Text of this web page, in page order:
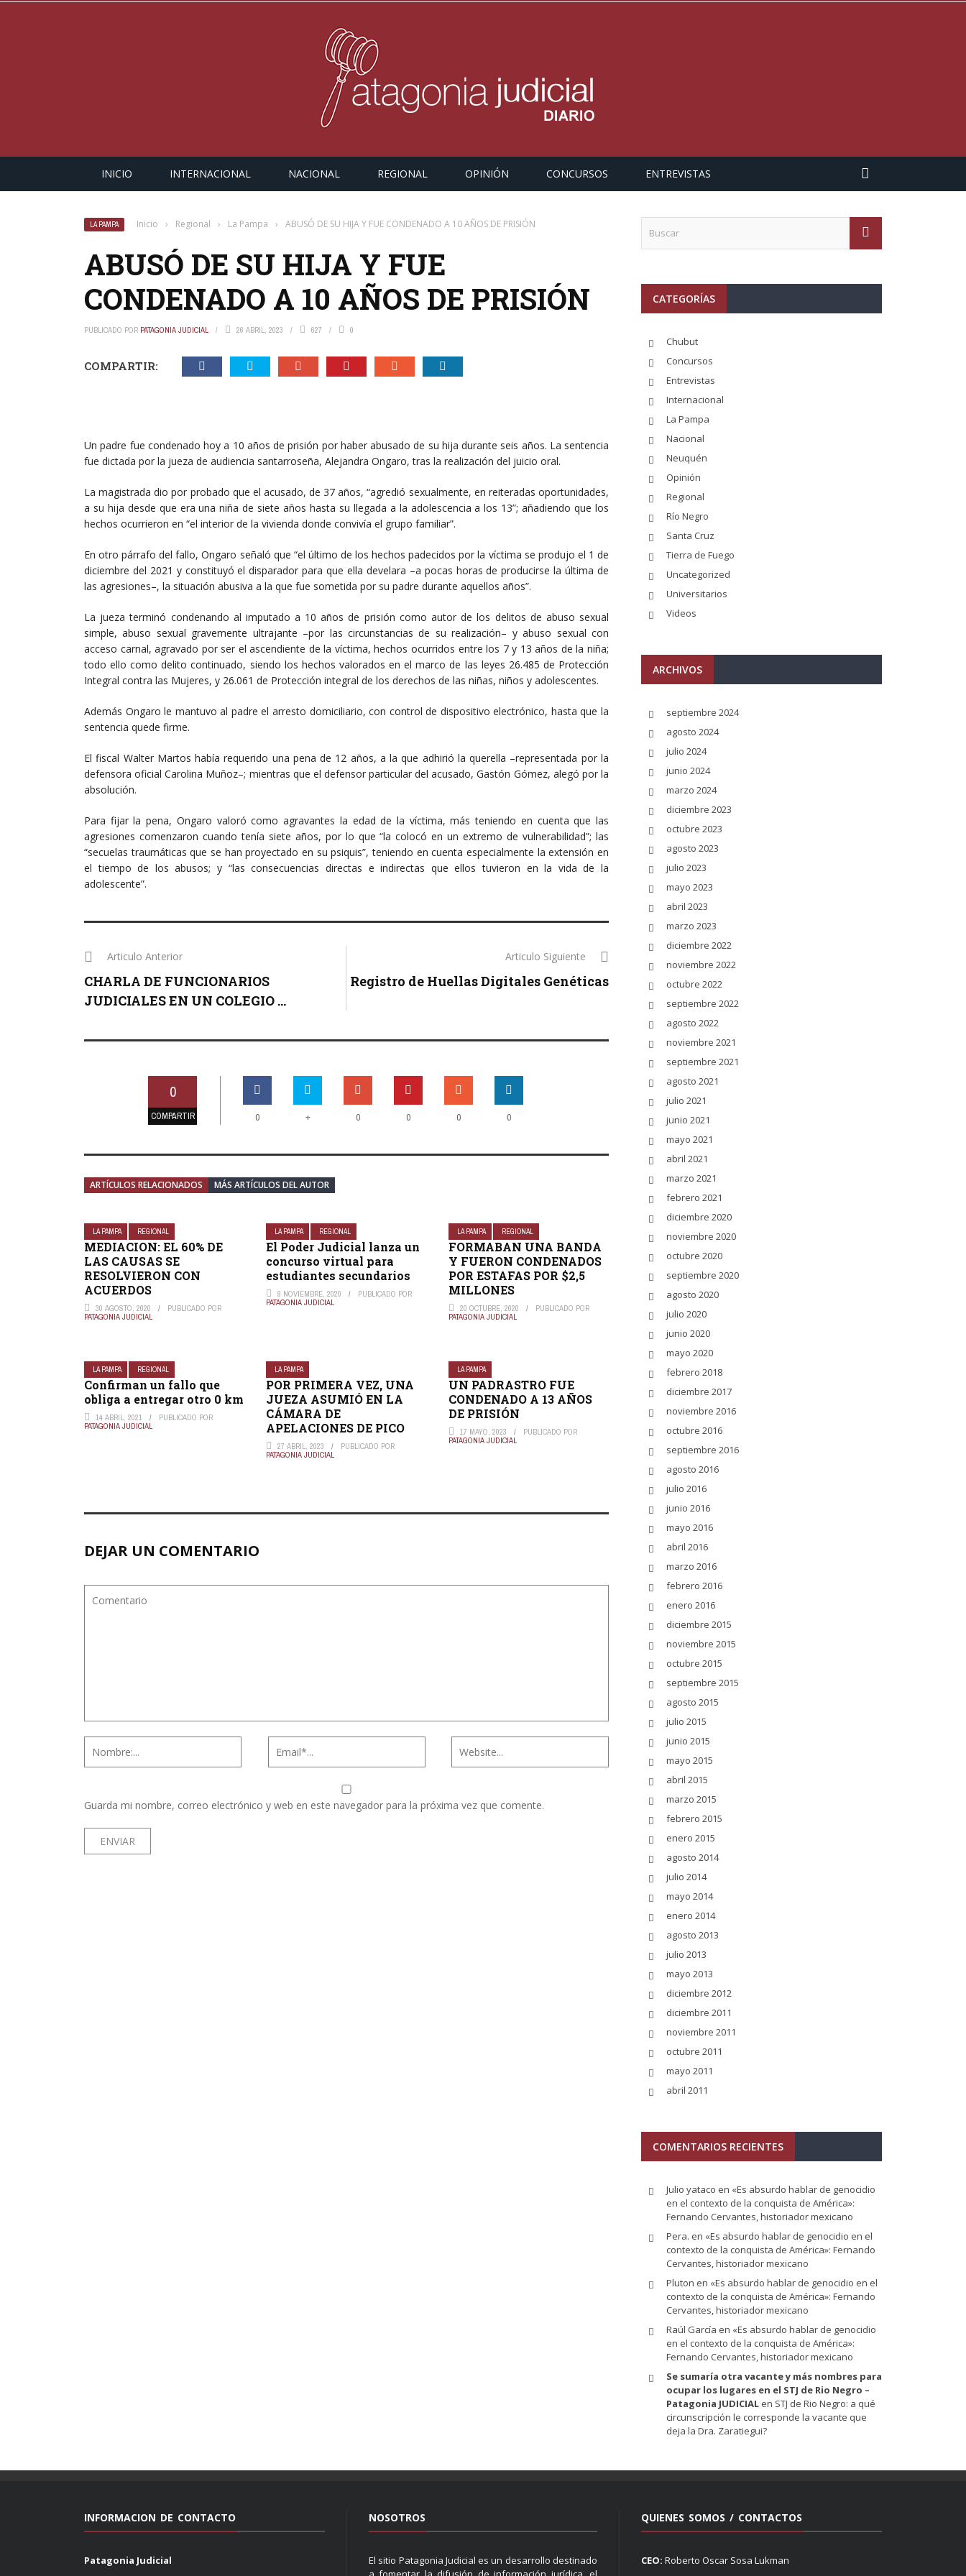
INICIO INTERNACIONAL NACIONAL REGIONAL OPINIÓN CONCURSOS ENTREVISTAS
LA PAMPA Inicio › Regional › La Pampa › ABUSÓ DE SU HIJA Y FUE CONDENADO A 10 AÑOS DE PRISIÓN
ABUSÓ DE SU HIJA Y FUE
CONDENADO A 10 AÑOS DE PRISIÓN
PUBLICADO POR PATAGONIA JUDICIAL 26 ABRIL, 2023 627 0
COMPARTIR:
Un padre fue condenado hoy a 10 años de prisión por haber abusado de su hija durante seis años. La sentencia
fue dictada por la jueza de audiencia santarroseña, Alejandra Ongaro, tras la realización del juicio oral.
La magistrada dio por probado que el acusado, de 37 años, “agredió sexualmente, en reiteradas oportunidades,
a su hija desde que era una niña de siete años hasta su llegada a la adolescencia a los 13”; añadiendo que los
hechos ocurrieron en “el interior de la vivienda donde convivía el grupo familiar”.
En otro párrafo del fallo, Ongaro señaló que “el último de los hechos padecidos por la víctima se produjo el 1 de
diciembre del 2021 y constituyó el disparador para que ella develara –a pocas horas de producirse la última de
las agresiones–, la situación abusiva a la que fue sometida por su padre durante aquellos años”.
La jueza terminó condenando al imputado a 10 años de prisión como autor de los delitos de abuso sexual
simple, abuso sexual gravemente ultrajante –por las circunstancias de su realización– y abuso sexual con
acceso carnal, agravado por ser el ascendiente de la víctima, hechos ocurridos entre los 7 y 13 años de la niña;
todo ello como delito continuado, siendo los hechos valorados en el marco de las leyes 26.485 de Protección
Integral contra las Mujeres, y 26.061 de Protección integral de los derechos de las niñas, niños y adolescentes.
Además Ongaro le mantuvo al padre el arresto domiciliario, con control de dispositivo electrónico, hasta que la
sentencia quede firme.
El fiscal Walter Martos había requerido una pena de 12 años, a la que adhirió la querella –representada por la
defensora oficial Carolina Muñoz–; mientras que el defensor particular del acusado, Gastón Gómez, alegó por la
absolución.
Para fijar la pena, Ongaro valoró como agravantes la edad de la víctima, más teniendo en cuenta que las
agresiones comenzaron cuando tenía siete años, por lo que “la colocó en un extremo de vulnerabilidad”; las
“secuelas traumáticas que se han proyectado en su psiquis”, teniendo en cuenta especialmente la extensión en
el tiempo de los abusos; y “las consecuencias directas e indirectas que ellos tuvieron en la vida de la
adolescente”.​
Articulo Anterior
CHARLA DE FUNCIONARIOS
JUDICIALES EN UN COLEGIO ...
Articulo Siguiente
Registro de Huellas Digitales Genéticas
0
COMPARTIR 0 + 0 0 0 0
ARTÍCULOS RELACIONADOS MÁS ARTÍCULOS DEL AUTOR
LA PAMPA REGIONAL
MEDIACION: EL 60% DE
LAS CAUSAS SE
RESOLVIERON CON
ACUERDOS
30 AGOSTO, 2020
PUBLICADO POR
PATAGONIA JUDICIAL
LA PAMPA REGIONAL
El Poder Judicial lanza un
concurso virtual para
estudiantes secundarios
9 NOVIEMBRE, 2020
PUBLICADO POR
PATAGONIA JUDICIAL
LA PAMPA REGIONAL
FORMABAN UNA BANDA
Y FUERON CONDENADOS
POR ESTAFAS POR $2,5
MILLONES
20 OCTUBRE, 2020
PUBLICADO POR
PATAGONIA JUDICIAL
LA PAMPA REGIONAL
Confirman un fallo que
obliga a entregar otro 0 km
14 ABRIL, 2021
PUBLICADO POR
PATAGONIA JUDICIAL
LA PAMPA
POR PRIMERA VEZ, UNA
JUEZA ASUMIÓ EN LA
CÁMARA DE
APELACIONES DE PICO
27 ABRIL, 2023
PUBLICADO POR
PATAGONIA JUDICIAL
LA PAMPA
UN PADRASTRO FUE
CONDENADO A 13 AÑOS
DE PRISIÓN
17 MAYO, 2023
PUBLICADO POR
PATAGONIA JUDICIAL
DEJAR UN COMENTARIO
Guarda mi nombre, correo electrónico y web en este navegador para la próxima vez que comente.
CATEGORÍAS
Chubut
Concursos
Entrevistas
Internacional
La Pampa
Nacional
Neuquén
Opinión
Regional
Río Negro
Santa Cruz
Tierra de Fuego
Uncategorized
Universitarios
Videos
ARCHIVOS
septiembre 2024
agosto 2024
julio 2024
junio 2024
marzo 2024
diciembre 2023
octubre 2023
agosto 2023
julio 2023
mayo 2023
abril 2023
marzo 2023
diciembre 2022
noviembre 2022
octubre 2022
septiembre 2022
agosto 2022
noviembre 2021
septiembre 2021
agosto 2021
julio 2021
junio 2021
mayo 2021
abril 2021
marzo 2021
febrero 2021
diciembre 2020
noviembre 2020
octubre 2020
septiembre 2020
agosto 2020
julio 2020
junio 2020
mayo 2020
febrero 2018
diciembre 2017
noviembre 2016
octubre 2016
septiembre 2016
agosto 2016
julio 2016
junio 2016
mayo 2016
abril 2016
marzo 2016
febrero 2016
enero 2016
diciembre 2015
noviembre 2015
octubre 2015
septiembre 2015
agosto 2015
julio 2015
junio 2015
mayo 2015
abril 2015
marzo 2015
febrero 2015
enero 2015
agosto 2014
julio 2014
mayo 2014
enero 2014
agosto 2013
julio 2013
mayo 2013
diciembre 2012
diciembre 2011
noviembre 2011
octubre 2011
mayo 2011
abril 2011
COMENTARIOS RECIENTES
Julio yataco en «Es absurdo hablar de genocidio
en el contexto de la conquista de América»:
Fernando Cervantes, historiador mexicano
Pera. en «Es absurdo hablar de genocidio en el
contexto de la conquista de América»: Fernando
Cervantes, historiador mexicano
Pluton en «Es absurdo hablar de genocidio en el
contexto de la conquista de América»: Fernando
Cervantes, historiador mexicano
Raúl García en «Es absurdo hablar de genocidio
en el contexto de la conquista de América»:
Fernando Cervantes, historiador mexicano
Se sumaría otra vacante y más nombres para
ocupar los lugares en el STJ de Rio Negro –
Patagonia JUDICIAL en STJ de Rio Negro: a qué
circunscripción le corresponde la vacante que
deja la Dra. Zaratiegui?
INFORMACION DE CONTACTO
Patagonia Judicial
NOSOTROS
El sitio Patagonia Judicial es un desarrollo destinado
QUIENES SOMOS / CONTACTOS
CEO: Roberto Oscar Sosa Lukman